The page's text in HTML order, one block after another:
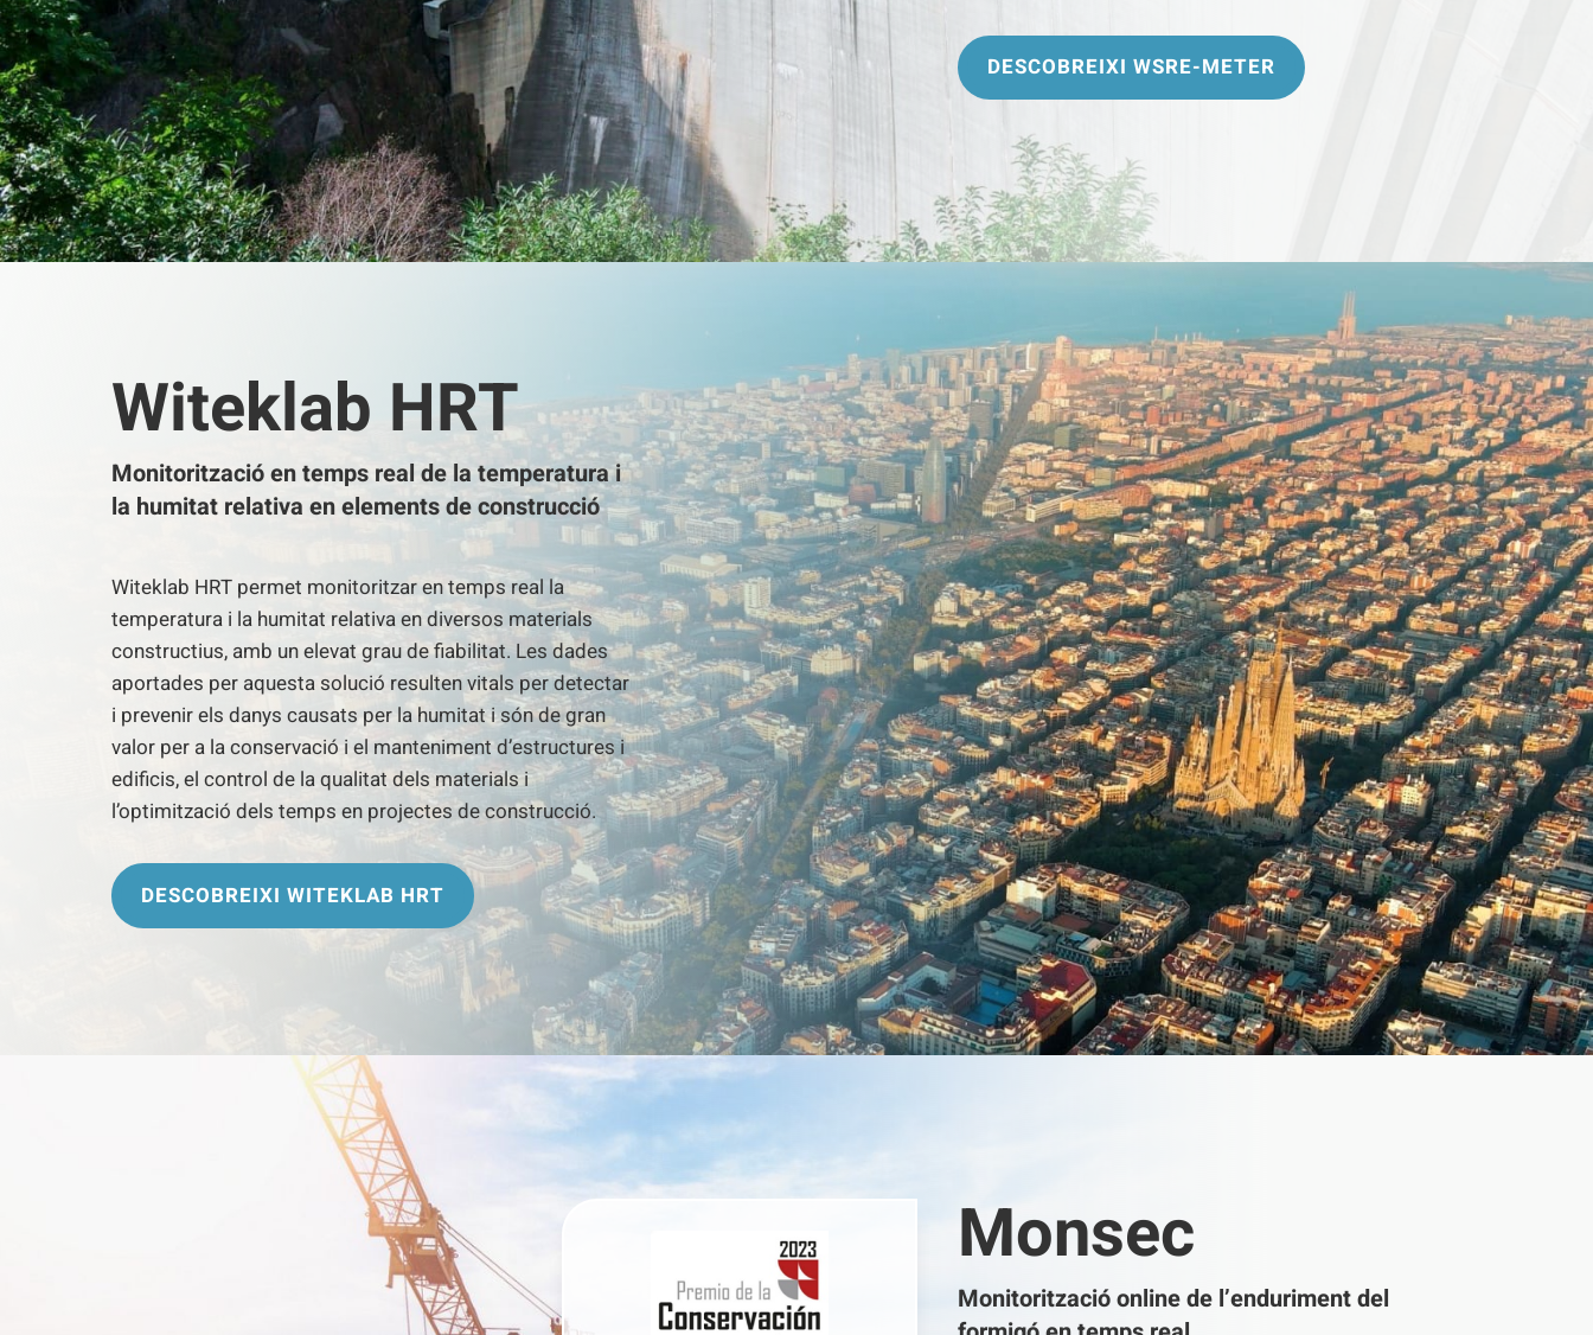
DESCOBREIXI WSRE-METER
Witeklab HRT
Monitorització en temps real de la temperatura i
la humitat relativa en elements de construcció
Witeklab HRT permet monitoritzar en temps real la
temperatura i la humitat relativa en diversos materials
constructius, amb un elevat grau de fiabilitat. Les dades
aportades per aquesta solució resulten vitals per detectar
i prevenir els danys causats per la humitat i són de gran
valor per a la conservació i el manteniment d’estructures i
edificis, el control de la qualitat dels materials i
l’optimització dels temps en projectes de construcció.
DESCOBREIXI WITEKLAB HRT
Monsec
Monitorització online de l’enduriment del